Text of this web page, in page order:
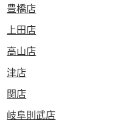
豊橋店
上田店
高山店
津店
関店
岐阜則武店